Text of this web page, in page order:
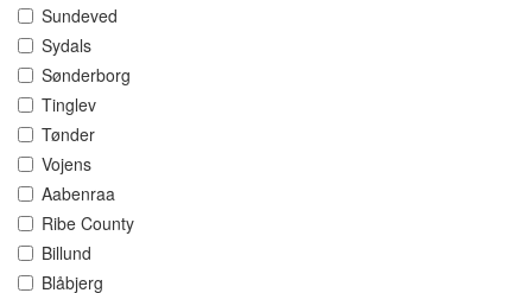
Sundeved
Sydals
Sønderborg
Tinglev
Tønder
Vojens
Aabenraa
Ribe County
Billund
Blåbjerg